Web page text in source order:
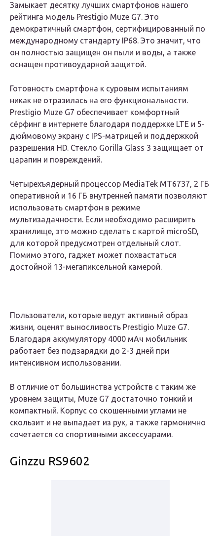
Замыкает десятку лучших смартфонов нашего
рейтинга модель Prestigio Muze G7. Это
демократичный смартфон, сертифицированный по
международному стандарту IP68. Это значит, что
он полностью защищен он пыли и воды, а также
оснащен противоударной защитой.
Готовность смартфона к суровым испытаниям
никак не отразилась на его функциональности.
Prestigio Muze G7 обеспечивает комфортный
сёрфинг в интернете благодаря поддержке LTE и 5-
дюймовому экрану с IPS-матрицей и поддержкой
разрешения HD. Стекло Gorilla Glass 3 защищает от
царапин и повреждений.
Четырехъядерный процессор MediaTek MT6737, 2 ГБ
оперативной и 16 ГБ внутренней памяти позволяют
использовать смартфон в режиме
мультизадачности. Если необходимо расширить
хранилище, это можно сделать с картой microSD,
для которой предусмотрен отдельный слот.
Помимо этого, гаджет может похвастаться
достойной 13-мегапиксельной камерой.
Пользователи, которые ведут активный образ
жизни, оценят выносливость Prestigio Muze G7.
Благодаря аккумулятору 4000 мАч мобильник
работает без подзарядки до 2-3 дней при
интенсивном использовании.
В отличие от большинства устройств с таким же
уровнем защиты, Muze G7 достаточно тонкий и
компактный. Корпус со скошенными углами не
скользит и не выпадает из рук, а также гармонично
сочетается со спортивными аксессуарами.
Ginzzu RS9602